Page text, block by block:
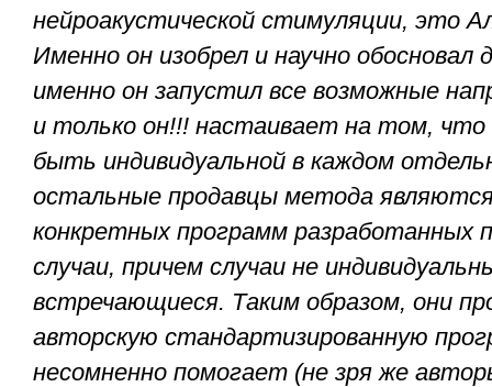
нейроакустической стимуляции, это
Именно он изобрел и научно
именно он запустил все возможные
и только он!!! настаивает на том, что
быть индивидуальной в каждом
остальные продавцы метода
конкретных программ разработанных
случаи, причем случаи не
встречающиеся. Таким образом, они
авторскую стандартизированную
несомненно помогает (не зря же